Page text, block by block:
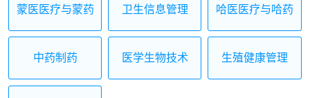
蒙医医疗与蒙药 卫生信息管理 哈医医疗与哈药
中药制药 医学生物技术 生殖健康管理